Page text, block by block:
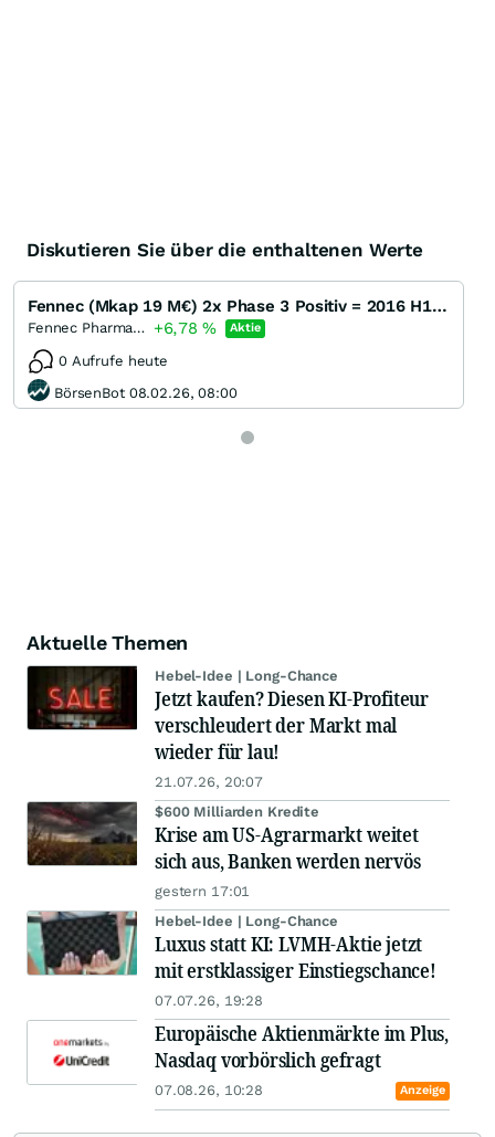
Diskutieren Sie über die enthaltenen Werte
Fennec (Mkap 19 M€) 2x Phase 3 Positiv = 2016 H1 - mit Zulassung?
Fennec Pharmaceuticals +6,78% Aktie
0 Aufrufe heute
BörsenBot 08.02.26, 08:00
Aktuelle Themen
Hebel-Idee | Long-Chance
Jetzt kaufen? Diesen KI-Profiteur
verschleudert der Markt mal
wieder für lau!
21.07.26, 20:07
$600 Milliarden Kredite
Krise am US-Agrarmarkt weitet
sich aus, Banken werden nervös
gestern 17:01
Hebel-Idee | Long-Chance
Luxus statt KI: LVMH-Aktie jetzt
mit erstklassiger Einstiegschance!
07.07.26, 19:28
Europäische Aktienmärkte im Plus,
Nasdaq vorbörslich gefragt
07.08.26, 10:28 Anzeige